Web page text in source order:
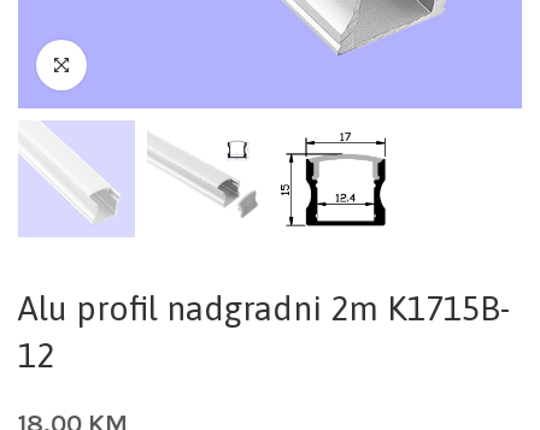
Alu profil nadgradni 2m K1715B-
12